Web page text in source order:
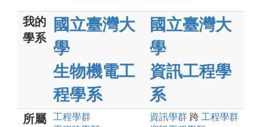
我的
學系
國立臺灣大
學
生物機電工
程學系
國立臺灣大
學
資訊工程學
系
所屬
工程學群
資訊學群 跨 工程學群